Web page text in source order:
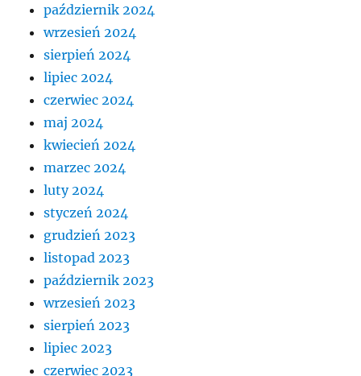
październik 2024
wrzesień 2024
sierpień 2024
lipiec 2024
czerwiec 2024
maj 2024
kwiecień 2024
marzec 2024
luty 2024
styczeń 2024
grudzień 2023
listopad 2023
październik 2023
wrzesień 2023
sierpień 2023
lipiec 2023
czerwiec 2023